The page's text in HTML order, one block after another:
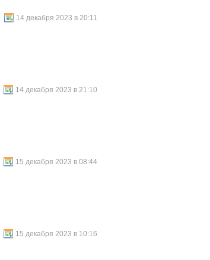
14 декабря 2023 в 20:11
14 декабря 2023 в 21:10
15 декабря 2023 в 08:44
15 декабря 2023 в 10:16